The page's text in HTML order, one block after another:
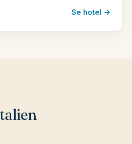
Se hotel →